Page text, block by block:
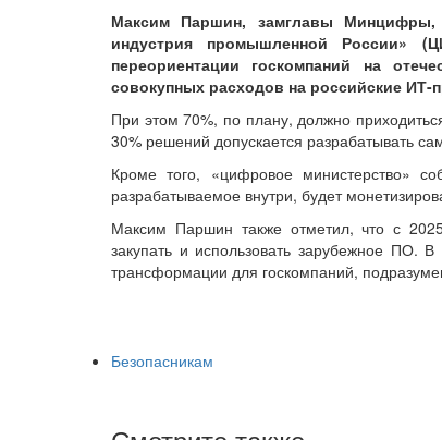
Максим Паршин, замглавы
индустрия промышленной России»
переориентации госкомпаний на
совокупных расходов на российские ИТ-
При этом 70%, по плану, должно
30% решений допускается разрабатывать
Кроме того, «цифровое министерство»
разрабатываемое внутри, будет
Максим Паршин также отметил, что с
закупать и использовать зарубежное ПО.
трансформации для госкомпаний,
Безопасникам